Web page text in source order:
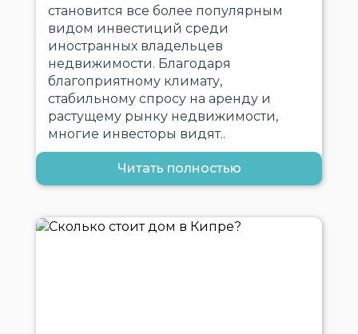
становится все более популярным
видом инвестиций среди
иностранных владельцев
недвижимости. Благодаря
благоприятному климату,
стабильному спросу на аренду и
растущему рынку недвижимости,
многие инвесторы видят..
Читать полностью